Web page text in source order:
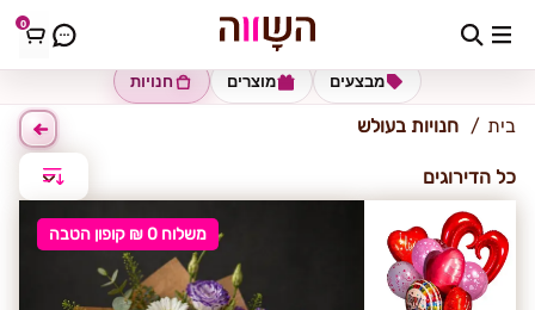
0 עולש
חנויות מוצרים מבצעים
בית חנויות בעולש
כל הדירוגים
משלוח 0 ₪ קופון הטבה